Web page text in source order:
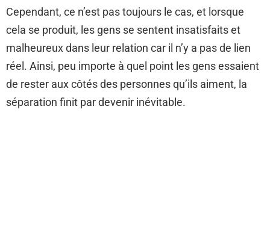
Cependant, ce n’est pas toujours le cas, et lorsque
cela se produit, les gens se sentent insatisfaits et
malheureux dans leur relation car il n’y a pas de lien
réel. Ainsi, peu importe à quel point les gens essaient
de rester aux côtés des personnes qu’ils aiment, la
séparation finit par devenir inévitable.